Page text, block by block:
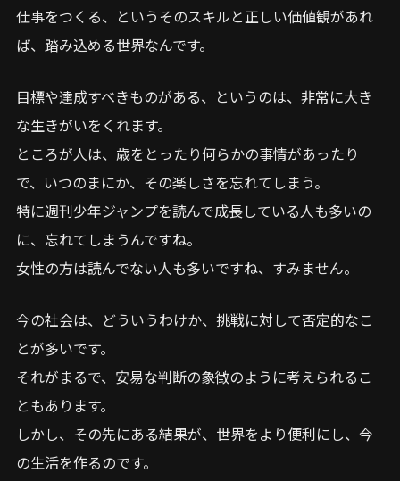
仕事をつくる、というそのスキルと正しい価値観があれ
ば、踏み込める世界なんです。
目標や達成すべきものがある、というのは、非常に大き
な生きがいをくれます。
ところが人は、歳をとったり何らかの事情があったり
で、いつのまにか、その楽しさを忘れてしまう。
特に週刊少年ジャンプを読んで成長している人も多いの
に、忘れてしまうんですね。
女性の方は読んでない人も多いですね、すみません。
今の社会は、どういうわけか、挑戦に対して否定的なこ
とが多いです。
それがまるで、安易な判断の象徴のように考えられるこ
ともあります。
しかし、その先にある結果が、世界をより便利にし、今
の生活を作るのです。